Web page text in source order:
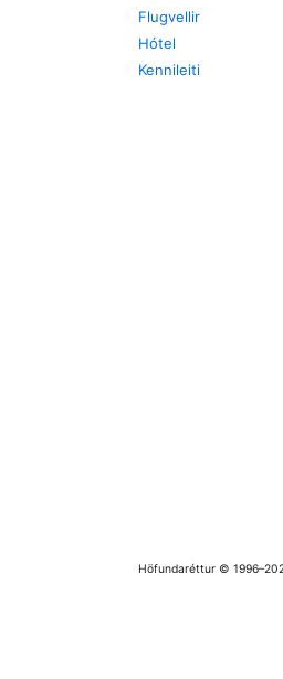
Flugvellir
Hótel
Kennileiti
Höfundaréttur ©